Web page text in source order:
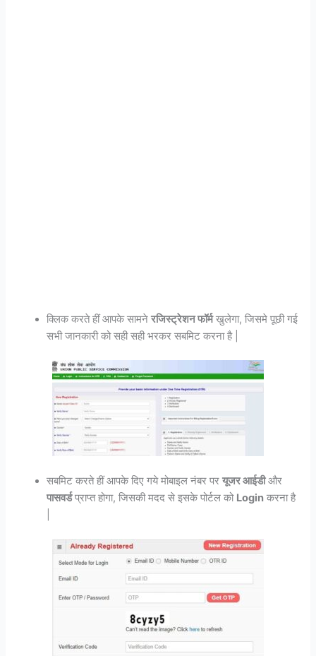
क्लिक करते हीं आपके सामनेरजिस्ट्रेशन फॉर्मखुलेगा, जिसमे पूछी गई
सभी जानकारी को सही सही भरकर सबमिट करना है |
सबमिट करते हीं आपके दिए गये मोबाइल नंबर परयूजर आईडीऔर
पासवर्डप्राप्त होगा, जिसकी मदद से इसके पोर्टल को Login करना है